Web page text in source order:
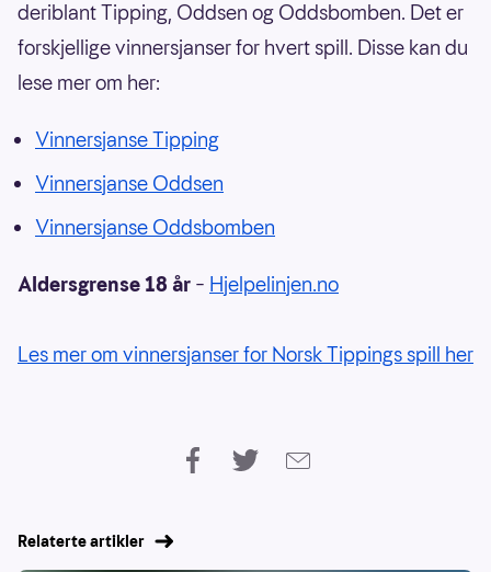
deriblant Tipping, Oddsen og Oddsbomben. Det er
forskjellige vinnersjanser for hvert spill. Disse kan du
lese mer om her:
Vinnersjanse Tipping
Vinnersjanse Oddsen
Vinnersjanse Oddsbomben
Aldersgrense 18 år – Hjelpelinjen.no
Les mer om vinnersjanser for Norsk Tippings spill her
Relaterte artikler